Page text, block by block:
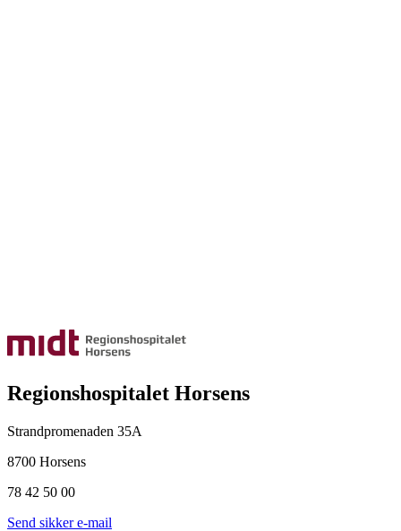
Regionshospitalet Horsens
Strandpromenaden 35A
8700 Horsens
78 42 50 00
Send sikker e-mail